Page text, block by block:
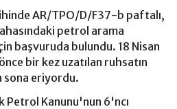
AR/TPO/D/F37-b paftalı,
petrol arama
başvuruda bulundu. 18 Nisan
bir kez uzatılan ruhsatın
sona eriyordu.
Petrol Kanunu'nun 6'ncı